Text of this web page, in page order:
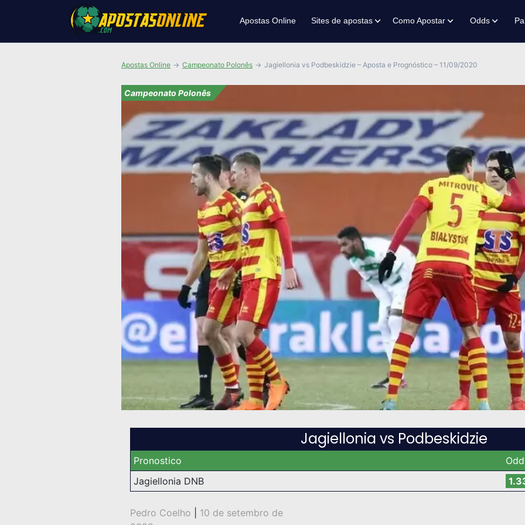
Apostas Online Sites de apostas Como Apostar Odds
Apostas Online Campeonato Polonês Jagiellonia vs Podbeskidzie – Aposta e Prognóstico – 11/09/2020
Campeonato Polonês
Jagiellonia vs Podbeskidzie
Pronostico
Odd
Jagiellonia DNB
Pedro Coelho
10 de setembro de